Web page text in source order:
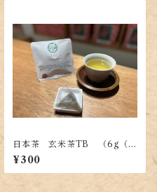
日本茶 玄米茶TB （6g（3
g×2P））
¥300